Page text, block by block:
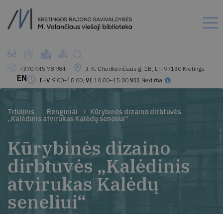
+370 445 78 984
J. K. Chodkevičiaus g. 1B, LT–97130 Kretinga
I–V 9.00–18.00, VI 10.00–15.00 VII Nedirba
EN
Titulinis Renginiai Kūrybinės dizaino dirbtuvės
„Kalėdinis atvirukas Kalėdų seneliui“
Kūrybinės dizaino
dirbtuvės „Kalėdinis
atvirukas Kalėdų
seneliui“